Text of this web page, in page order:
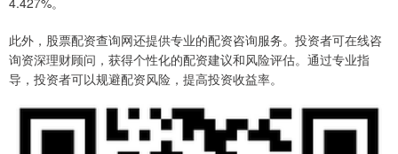
此外，股票配资查询网还提供专业的配资咨询服务。投资者可在线咨
询资深理财顾问，获得个性化的配资建议和风险评估。通过专业指
导，投资者可以规避配资风险，提高投资收益率。